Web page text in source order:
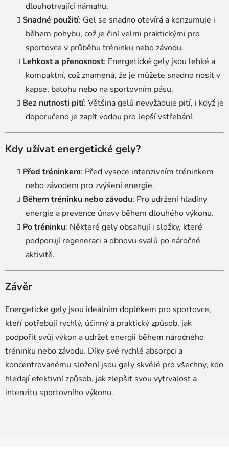
dlouhotrvající námahu.
Snadné použití: Gel se snadno otevírá a konzumuje i
během pohybu, což je činí velmi praktickými pro
sportovce v průběhu tréninku nebo závodu.
Lehkost a přenosnost: Energetické gely jsou lehké a
kompaktní, což znamená, že je můžete snadno nosit v
kapse, batohu nebo na sportovním pásu.
Bez nutnosti pití: Většina gelů nevyžaduje pití, i když je
doporučeno je zapít vodou pro lepší vstřebání.
Kdy užívat energetické gely?
Před tréninkem: Před vysoce intenzivním tréninkem
nebo závodem pro zvýšení energie.
Během tréninku nebo závodu: Pro udržení hladiny
energie a prevence únavy během dlouhého výkonu.
Po tréninku: Některé gely obsahují i složky, které
podporují regeneraci a obnovu svalů po náročné
aktivitě.
Závěr
Energetické gely jsou ideálním doplňkem pro sportovce,
kteří potřebují rychlý, účinný a praktický způsob, jak
podpořit svůj výkon a udržet energii během náročného
tréninku nebo závodu. Díky své rychlé absorpci a
koncentrovanému složení jsou gely skvélé pro všechny, kdo
hledají efektivní způsob, jak zlepšit svou vytrvalost a
intenzitu sportovního výkonu.